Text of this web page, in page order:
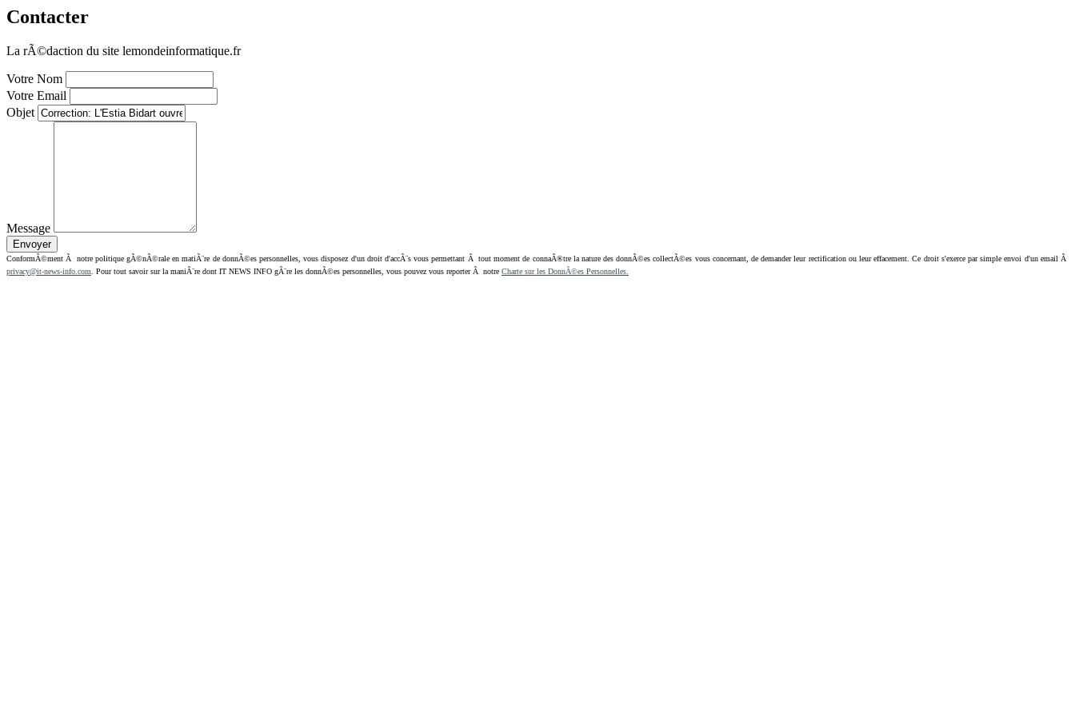
Contacter
La rÃ©daction du site lemondeinformatique.fr
Votre Nom
Votre Email
Objet
Message
ConformÃ©ment Ã notre politique gÃ©nÃ©rale en matiÃ¨re de donnÃ©es personnelles, vous disposez d'un droit d'accÃ¨s vous permettant Ã tout moment de connaÃ®tre la nature des donnÃ©es collectÃ©es vous concernant, de demander leur rectification ou leur effacement. Ce droit s'exerce par simple envoi d'un email Ã
privacy@it-news-info.com . Pour tout savoir sur la maniÃ¨re dont IT NEWS INFO gÃ¨re les donnÃ©es personnelles, vous pouvez vous reporter Ã notre Charte sur les DonnÃ©es Personnelles.